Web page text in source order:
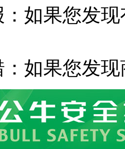
如果您发
如果您发